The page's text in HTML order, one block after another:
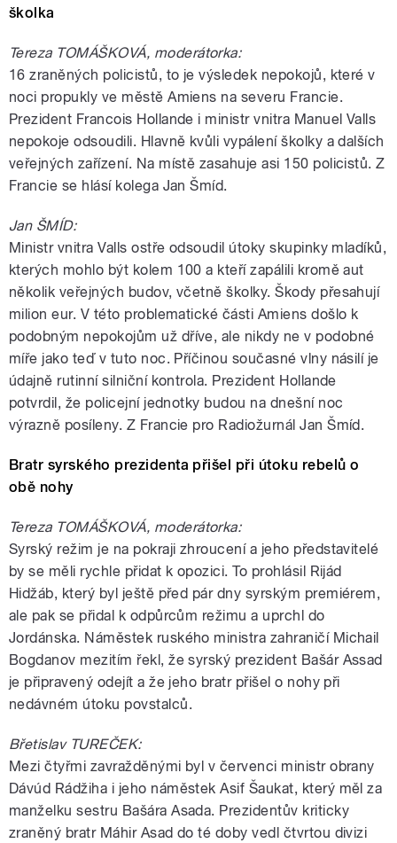
školka
Tereza TOMÁŠKOVÁ, moderátorka:
16 zraněných policistů, to je výsledek nepokojů, které v
noci propukly ve městě Amiens na severu Francie.
Prezident Francois Hollande i ministr vnitra Manuel Valls
nepokoje odsoudili. Hlavně kvůli vypálení školky a dalších
veřejných zařízení. Na místě zasahuje asi 150 policistů. Z
Francie se hlásí kolega Jan Šmíd.
Jan ŠMÍD:
Ministr vnitra Valls ostře odsoudil útoky skupinky mladíků,
kterých mohlo být kolem 100 a kteří zapálili kromě aut
několik veřejných budov, včetně školky. Škody přesahují
milion eur. V této problematické části Amiens došlo k
podobným nepokojům už dříve, ale nikdy ne v podobné
míře jako teď v tuto noc. Příčinou současné vlny násilí je
údajně rutinní silniční kontrola. Prezident Hollande
potvrdil, že policejní jednotky budou na dnešní noc
výrazně posíleny. Z Francie pro Radiožurnál Jan Šmíd.
Bratr syrského prezidenta přišel při útoku rebelů o
obě nohy
Tereza TOMÁŠKOVÁ, moderátorka:
Syrský režim je na pokraji zhroucení a jeho představitelé
by se měli rychle přidat k opozici. To prohlásil Rijád
Hidžáb, který byl ještě před pár dny syrským premiérem,
ale pak se přidal k odpůrcům režimu a uprchl do
Jordánska. Náměstek ruského ministra zahraničí Michail
Bogdanov mezitím řekl, že syrský prezident Bašár Assad
je připravený odejít a že jeho bratr přišel o nohy při
nedávném útoku povstalců.
Břetislav TUREČEK:
Mezi čtyřmi zavražděnými byl v červenci ministr obrany
Dávúd Rádžiha i jeho náměstek Asif Šaukat, který měl za
manželku sestru Bašára Asada. Prezidentův kriticky
zraněný bratr Máhir Asad do té doby vedl čtvrtou divizi